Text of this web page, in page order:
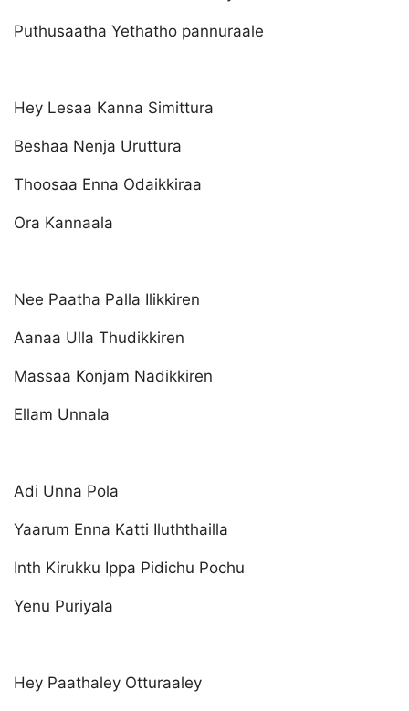
Puthusaatha Yethatho pannuraale
Hey Lesaa Kanna Simittura
Beshaa Nenja Uruttura
Thoosaa Enna Odaikkiraa
Ora Kannaala
Nee Paatha Palla Ilikkiren
Aanaa Ulla Thudikkiren
Massaa Konjam Nadikkiren
Ellam Unnala
Adi Unna Pola
Yaarum Enna Katti Iluththailla
Inth Kirukku Ippa Pidichu Pochu
Yenu Puriyala
Hey Paathaley Otturaaley